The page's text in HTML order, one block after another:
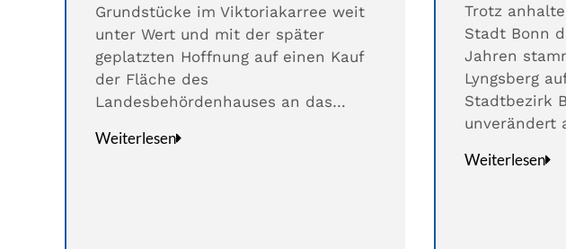
Grundstücke im Viktoriakarree weit
unter Wert und mit der später
geplatzten Hoffnung auf einen Kauf
der Fläche des
Landesbehördenhauses an das…
Weiterlesen
Trotz
Stadt Bonn
Jahren
Lyngsberg
Stadtbezirk
unverändert
Weiterlesen